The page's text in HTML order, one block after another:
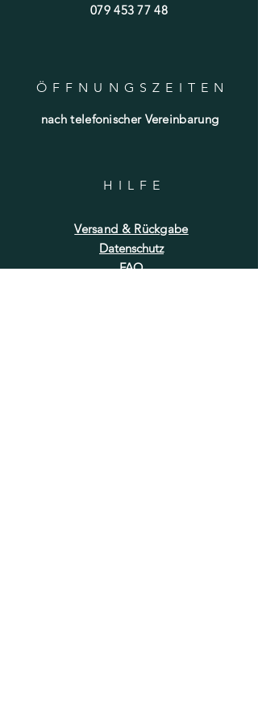
079 453 77 48
ÖFFNUNGSZEITE N
nach telefonischer Vereinbarung
HILF E
Versand & Rückgabe
Datenschutz
FAQ